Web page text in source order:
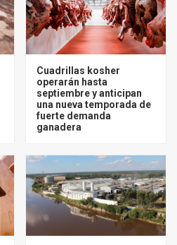
Cuadrillas kosher
operarán hasta
septiembre y anticipan
una nueva temporada de
fuerte demanda
ganadera